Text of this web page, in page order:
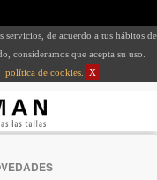
de acuerdo a tus hábitos de
consideramos que acepta su uso.
política de cookies X